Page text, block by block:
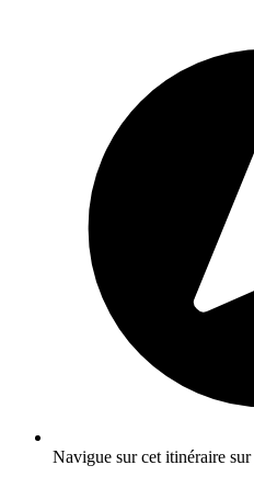
Navigue sur cet itinéraire sur